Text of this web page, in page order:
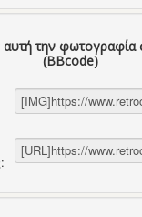
αυτή την
(BBcode)